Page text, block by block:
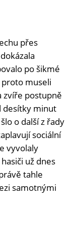
přes
po šikmé
proto museli
zvíře postupně
desítky minut
o další z řady
sociální
vyvolaly
už dnes
tahle
samotnými